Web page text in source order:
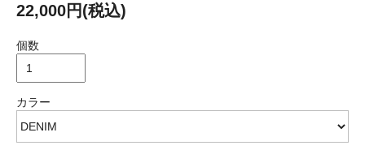
22,000円(税込)
個数
カラー